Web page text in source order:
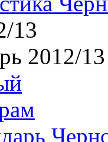
13
2012/13